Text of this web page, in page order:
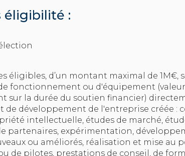
éligibilité :
éligibles, d’un montant maximal de 1M€,
fonctionnement ou d'équipement
sur la durée du soutien financier)
de développement de l'entreprise créée :
intellectuelle, études de marché,
partenaires, expérimentation,
ou améliorés, réalisation et mise au
de pilotes, prestations de conseil, de